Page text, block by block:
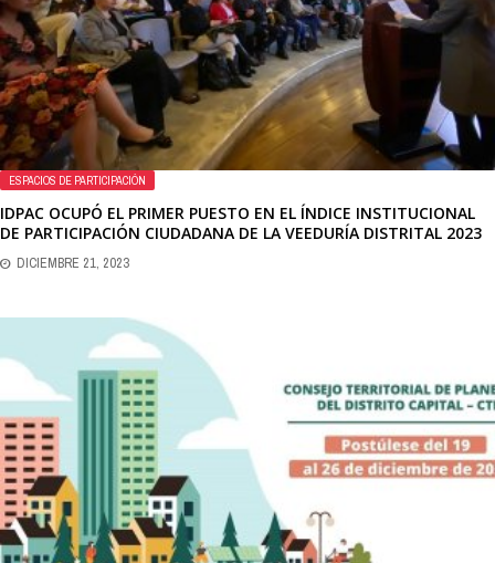
ESPACIOS DE PARTICIPACIÓN
IDPAC OCUPÓ EL PRIMER PUESTO EN EL ÍNDICE INSTITUCIONAL
DE PARTICIPACIÓN CIUDADANA DE LA VEEDURÍA DISTRITAL 2023
DICIEMBRE 21, 2023